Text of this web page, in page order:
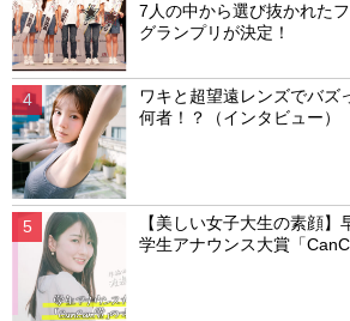
7人の中から選び抜かれた
グランプリが決定！
ワキと超望遠レンズでバズ
何者！？（インタビュー）
【美しい女子大生の素顔】
学生アナウンス大賞「